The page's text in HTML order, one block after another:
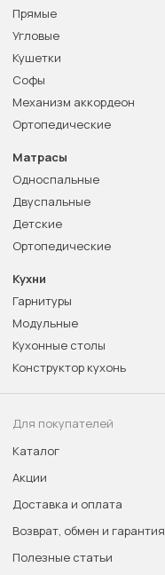
Прямые
Угловые
Кушетки
Софы
Механизм аккордеон
Ортопедические
Матрасы
Односпальные
Двуспальные
Детские
Ортопедические
Кухни
Гарнитуры
Модульные
Кухонные столы
Конструктор кухонь
Для покупателей
Каталог
Акции
Доставка и оплата
Возврат, обмен и гарантия
Полезные статьи